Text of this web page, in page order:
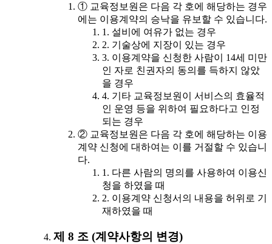
① 교육정보원은 다음 각 호에 해당하는 경우
에는 이용계약의 승낙을 유보할 수 있습니다.
1. 설비에 여유가 없는 경우
2. 기술상에 지장이 있는 경우
3. 이용계약을 신청한 사람이 14세 미만
인 자로 친권자의 동의를 득하지 않았
을 경우
4. 기타 교육정보원이 서비스의 효율적
인 운영 등을 위하여 필요하다고 인정
되는 경우
② 교육정보원은 다음 각 호에 해당하는 이용
계약 신청에 대하여는 이를 거절할 수 있습니
다.
1. 다른 사람의 명의를 사용하여 이용신
청을 하였을 때
2. 이용계약 신청서의 내용을 허위로 기
재하였을 때
제 8 조 (계약사항의 변경)